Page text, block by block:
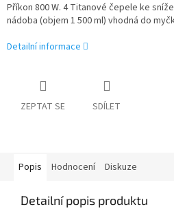
Příkon 800 W. 4 Titanové čepele ke
nádoba (objem 1 500 ml) vhodná do
Detailní informace
ZEPTAT SE SDÍLET
Popis Hodnocení Diskuze
Detailní popis produktu